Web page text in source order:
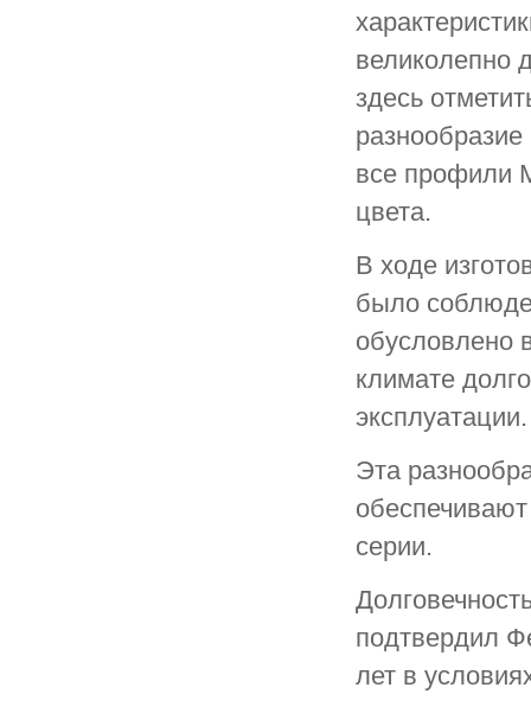
великолепно
здесь
все профили
цвета.
В ходе
было
обусловлено
климате
эксплуатации.
Эта
серии.
подтвердил
лет в